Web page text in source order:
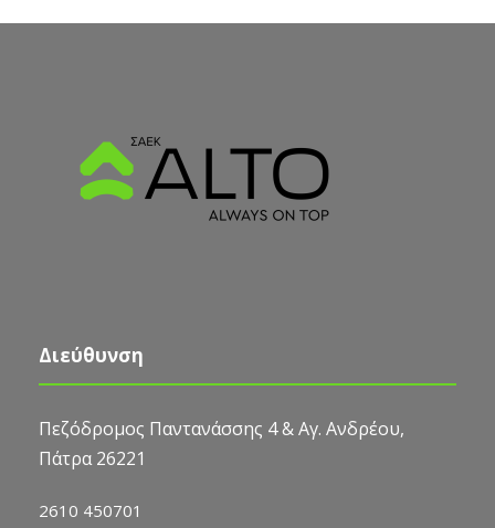
Διεύθυνση
Πεζόδρομος Παντανάσσης 4 & Αγ. Ανδρέου,
Πάτρα 26221
2610 450701